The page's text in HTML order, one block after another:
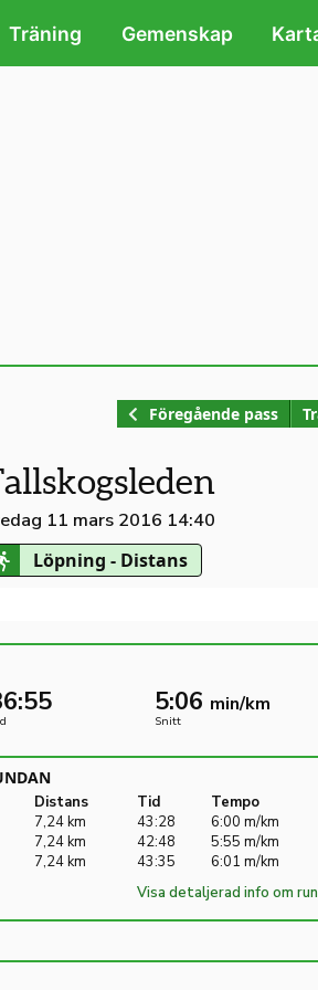
Träning Gemenskap
Föregående pass
11 mars 2016 14:40
Löpning - Distans
5:06 min/km
Snitt
Distans Tid
Tempo
7,24 km 43:28
6:00 m/km
7,24 km 42:48
5:55 m/km
7,24 km 43:35
6:01 m/km
Visa detaljerad info om